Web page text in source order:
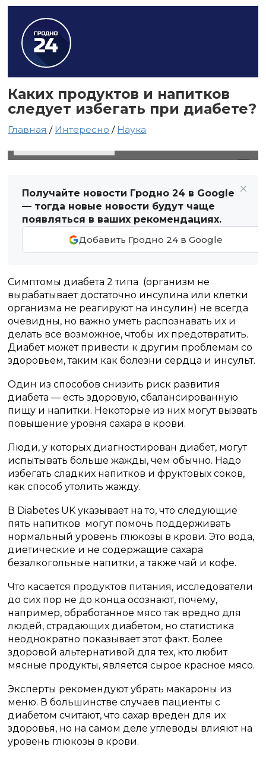
Каких продуктов и напитков
следует избегать при диабете?
Главная / Интересно / Наука
Получайте новости Гродно 24 в Google
— тогда новые новости будут чаще
появляться в ваших рекомендациях.
Добавить Гродно 24 в Google
Симптомы диабета 2 типа (организм не
вырабатывает достаточно инсулина или клетки
организма не реагируют на инсулин) не всегда
очевидны, но важно уметь распознавать их и
делать все возможное, чтобы их предотвратить.
Диабет может привести к другим проблемам со
здоровьем, таким как болезни сердца и инсульт.
Один из способов снизить риск развития
диабета — есть здоровую, сбалансированную
пищу и напитки. Некоторые из них могут вызвать
повышение уровня сахара в крови.
Люди, у которых диагностирован диабет, могут
испытывать больше жажды, чем обычно. Надо
избегать сладких напитков и фруктовых соков,
как способ утолить жажду.
В Diabetes UK указывает на то, что следующие
пять напитков могут помочь поддерживать
нормальный уровень глюкозы в крови. Это вода,
диетические и не содержащие сахара
безалкогольные напитки, а также чай и кофе.
Что касается продуктов питания, исследователи
до сих пор не до конца осознают, почему,
например, обработанное мясо так вредно для
людей, страдающих диабетом, но статистика
неоднократно показывает этот факт. Более
здоровой альтернативой для тех, кто любит
мясные продукты, является сырое красное мясо.
Эксперты рекомендуют убрать макароны из
меню. В большинстве случаев пациенты с
диабетом считают, что сахар вреден для их
здоровья, но на самом деле углеводы влияют на
уровень глюкозы в крови.